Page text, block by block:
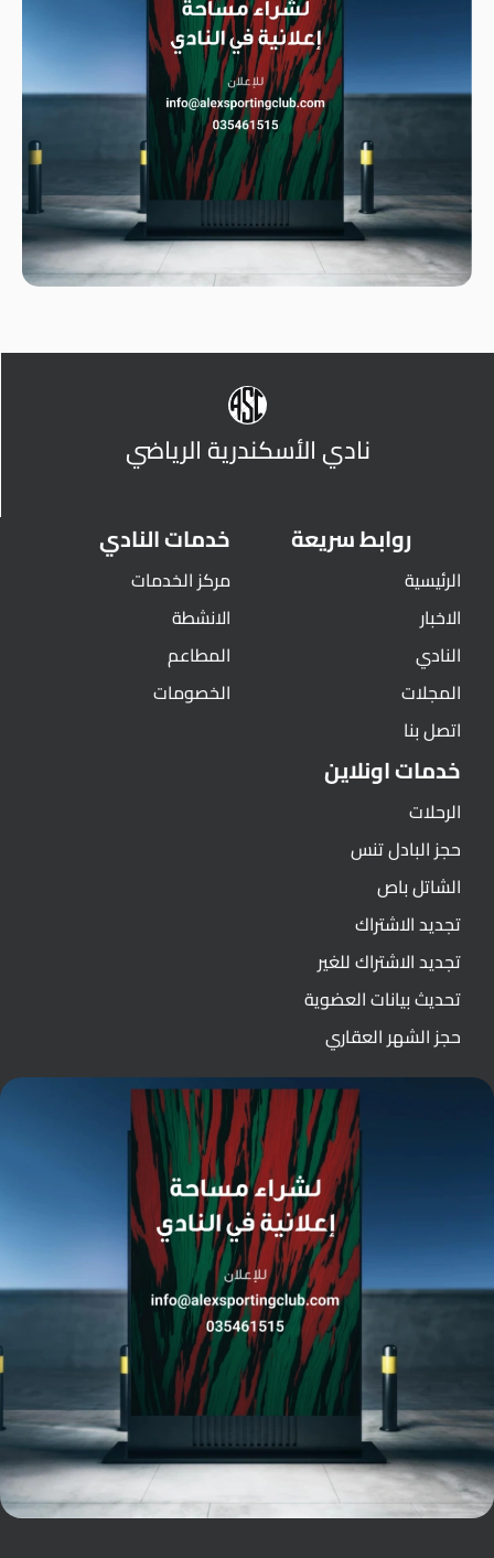
نادي الأسكندرية الرياضي
روابط سريعة
الرئيسية
الاخبار
النادي
المجلات
اتصل بنا
خدمات النادي
مركز الخدمات
الانشطة
المطاعم
الخصومات
خدمات اونلاين
الرحلات
حجز البادل تنس
الشاتل باص
تجديد الاشتراك
تجديد الاشتراك للغير
تحديث بيانات العضوية
حجز الشهر العقاري